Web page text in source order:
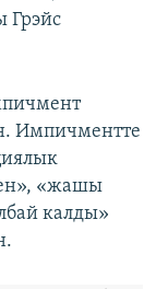
Грэйс
Импичментте
«жашы
калды»